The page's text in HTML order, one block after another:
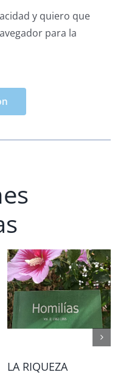
y quiero que
para la
LA RIQUEZA